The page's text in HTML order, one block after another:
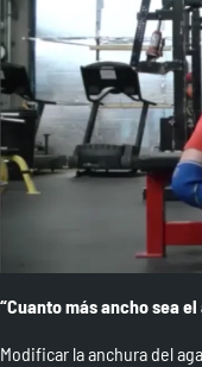
“Cuanto más ancho sea
Modificar la anchura del